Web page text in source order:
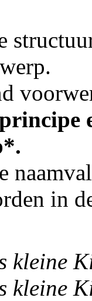
in
kleine
kleine